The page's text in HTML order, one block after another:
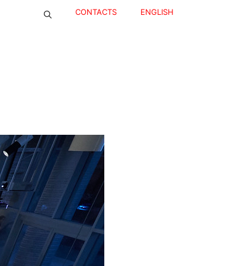
CONTACTS ENGLISH